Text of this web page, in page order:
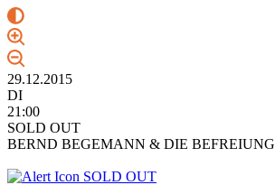
29.12.2015
DI
21:00
SOLD OUT
BERND BEGEMANN & DIE BEFREIUNG
SOLD OUT